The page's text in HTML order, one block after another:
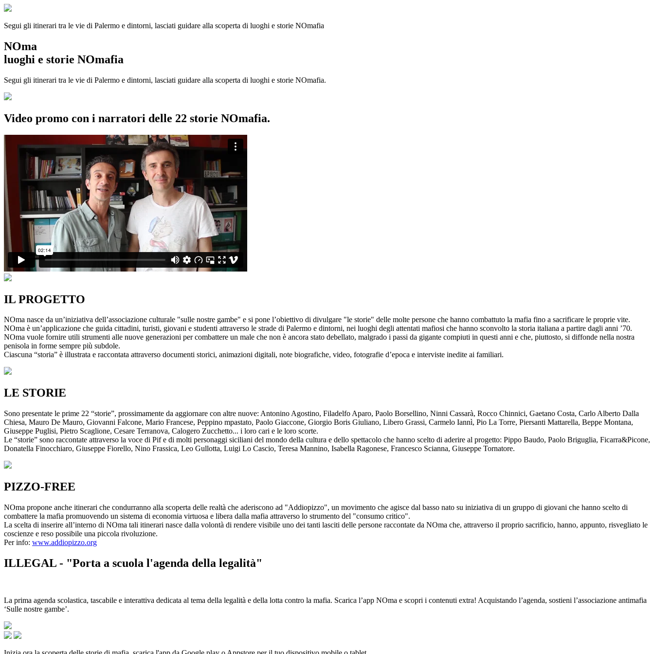
Segui gli itinerari tra le vie di Palermo e dintorni, lasciati guidare alla scoperta di luoghi e storie NOmafia
NOma
luoghi e storie NOmafia
Segui gli itinerari tra le vie di Palermo e dintorni, lasciati guidare alla scoperta di luoghi e storie NOmafia.
Video promo con i narratori delle 22 storie NOmafia.
IL PROGETTO
NOma nasce da un’iniziativa dell’associazione culturale "sulle nostre gambe" e si pone l’obiettivo di divulgare "le storie" delle molte persone che hanno combattuto la mafia fino a sacrificare le proprie vite.
NOma è un’applicazione che guida cittadini, turisti, giovani e studenti attraverso le strade di Palermo e dintorni, nei luoghi degli attentati mafiosi che hanno sconvolto la storia italiana a partire dagli anni ’70.
NOma vuole fornire utili strumenti alle nuove generazioni per combattere un male che non è ancora stato debellato, malgrado i passi da gigante compiuti in questi anni e che, piuttosto, si diffonde nella nostra
penisola in forme sempre più subdole.
Ciascuna “storia” è illustrata e raccontata attraverso documenti storici, animazioni digitali, note biografiche, video, fotografie d’epoca e interviste inedite ai familiari.
LE STORIE
Sono presentate le prime 22 “storie”, prossimamente da aggiornare con altre nuove: Antonino Agostino, Filadelfo Aparo, Paolo Borsellino, Ninni Cassarà, Rocco Chinnici, Gaetano Costa, Carlo Alberto Dalla
Chiesa, Mauro De Mauro, Giovanni Falcone, Mario Francese, Peppino mpastato, Paolo Giaccone, Giorgio Boris Giuliano, Libero Grassi, Carmelo Iannì, Pio La Torre, Piersanti Mattarella, Beppe Montana,
Giuseppe Puglisi, Pietro Scaglione, Cesare Terranova, Calogero Zucchetto... i loro cari e le loro scorte.
Le “storie” sono raccontate attraverso la voce di Pif e di molti personaggi siciliani del mondo della cultura e dello spettacolo che hanno scelto di aderire al progetto: Pippo Baudo, Paolo Briguglia, Ficarra&Picone,
Donatella Finocchiaro, Giuseppe Fiorello, Nino Frassica, Leo Gullotta, Luigi Lo Cascio, Teresa Mannino, Isabella Ragonese, Francesco Scianna, Giuseppe Tornatore.
PIZZO-FREE
NOma propone anche itinerari che condurranno alla scoperta delle realtà che aderiscono ad "Addiopizzo", un movimento che agisce dal basso nato su iniziativa di un gruppo di giovani che hanno scelto di
combattere la mafia promuovendo un sistema di economia virtuosa e libera dalla mafia attraverso lo strumento del "consumo critico".
La scelta di inserire all’interno di NOma tali itinerari nasce dalla volontà di rendere visibile uno dei tanti lasciti delle persone raccontate da NOma che, attraverso il proprio sacrificio, hanno, appunto, risvegliato le
coscienze e reso possibile una piccola rivoluzione.
Per info: www.addiopizzo.org
ILLEGAL - "Porta a scuola l'agenda della legalità"
La prima agenda scolastica, tascabile e interattiva dedicata al tema della legalità e della lotta contro la mafia. Scarica l’app NOma e scopri i contenuti extra! Acquistando l’agenda, sostieni l’associazione antimafia
‘Sulle nostre gambe’.